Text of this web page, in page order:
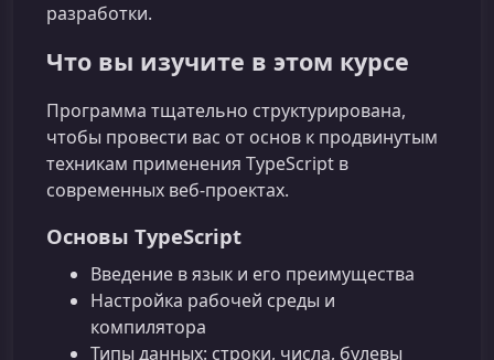
разработки.
Что вы изучите в этом курсе
Программа тщательно структурирована,
чтобы провести вас от основ к продвинутым
техникам применения TypeScript в
современных веб‑проектах.
Основы TypeScript
Введение в язык и его преимущества
Настройка рабочей среды и
компилятора
Типы данных: строки, числа, булевы